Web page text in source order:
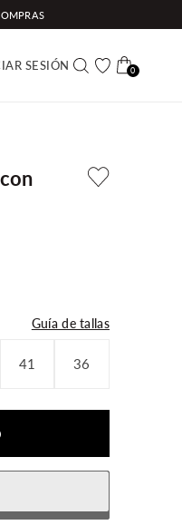
SESIÓN
Buscar Carrito
(0)0
Guía de tallas
41 36